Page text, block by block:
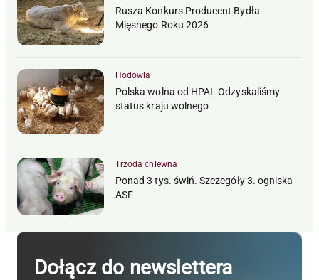
Rusza Konkurs Producent Bydła
Mięsnego Roku 2026
Hodowla
Polska wolna od HPAI. Odzyskaliśmy
status kraju wolnego
Trzoda chlewna
Ponad 3 tys. świń. Szczegóły 3. ogniska
ASF
Dołącz do newslettera